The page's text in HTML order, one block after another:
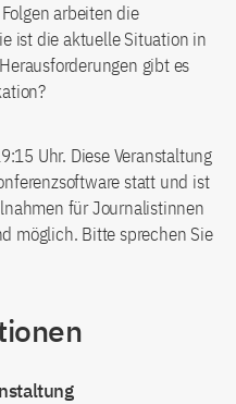
arbeiten die
ist die aktuelle Situation in
gibt es
Uhr. Diese Veranstaltung
statt und ist
für Journalistinnen
möglich. Bitte sprechen Sie